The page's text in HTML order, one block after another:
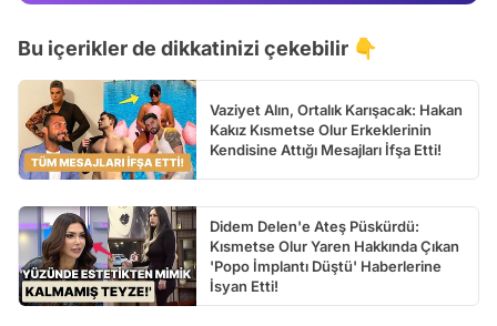
Bu içerikler de dikkatinizi çekebilir 👇
Vaziyet Alın, Ortalık Karışacak: Hakan
Kakız Kısmetse Olur Erkeklerinin
Kendisine Attığı Mesajları İfşa Etti!
Didem Delen'e Ateş Püskürdü:
Kısmetse Olur Yaren Hakkında Çıkan
'Popo İmplantı Düştü' Haberlerine
İsyan Etti!